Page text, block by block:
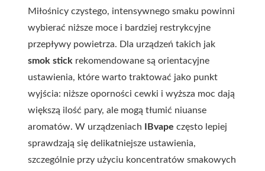
Miłośnicy czystego, intensywnego smaku powinni
wybierać niższe moce i bardziej restrykcyjne
przepływy powietrza. Dla urządzeń takich jak
smok stick rekomendowane są orientacyjne
ustawienia, które warto traktować jako punkt
wyjścia: niższe oporności cewki i wyższa moc dają
większą ilość pary, ale mogą tłumić niuanse
aromatów. W urządzeniach
IBvape często lepiej
sprawdzają się delikatniejsze ustawienia,
szczególnie przy użyciu koncentratów smakowych